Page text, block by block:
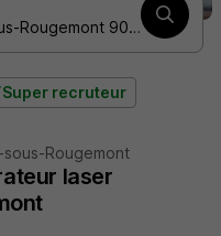
Opérateur laser • Lachapelle-sous-Rougemont 90360 • 1 contrat
Super recruteur
Rougemont
laser